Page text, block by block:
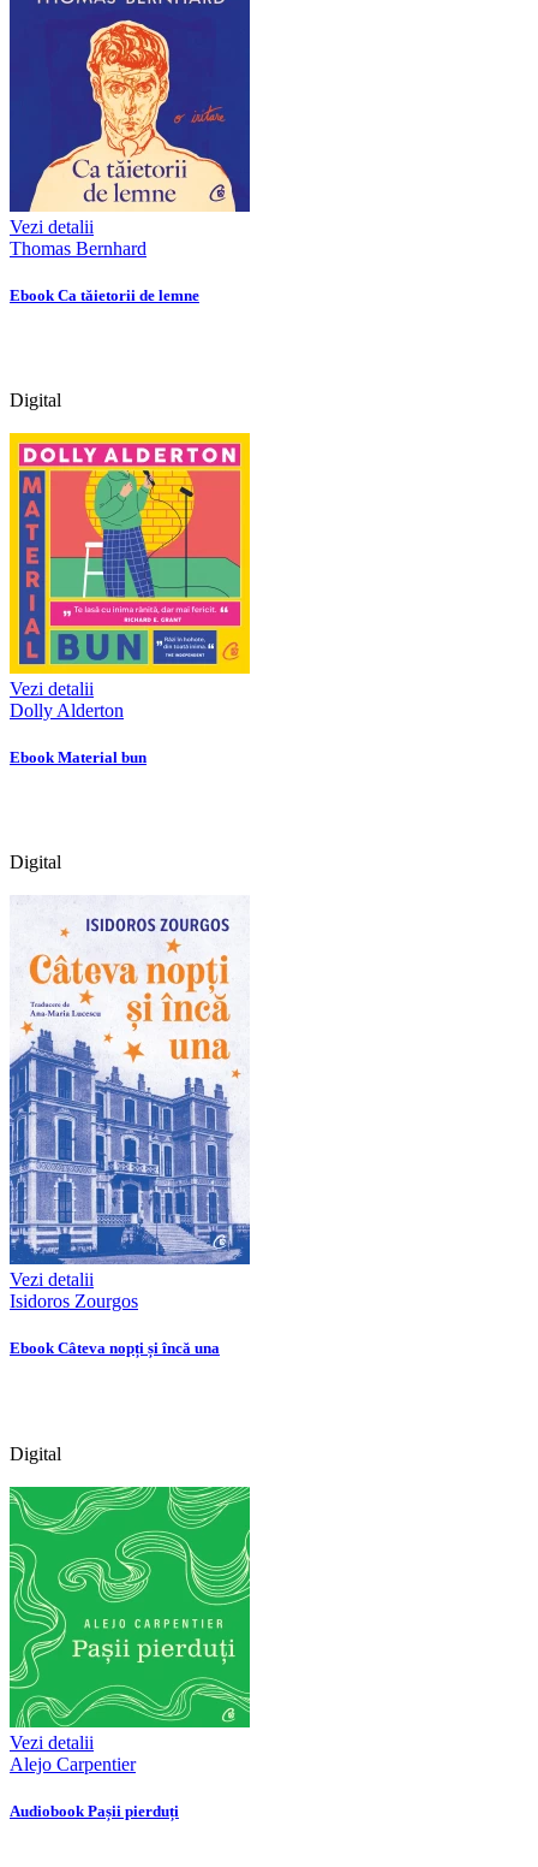
Vezi detalii
Thomas Bernhard
Ebook Ca tăietorii de lemne
Digital
Vezi detalii
Dolly Alderton
Ebook Material bun
Digital
Vezi detalii
Isidoros Zourgos
Ebook Câteva nopți și încă una
Digital
Vezi detalii
Alejo Carpentier
Audiobook Pașii pierduți